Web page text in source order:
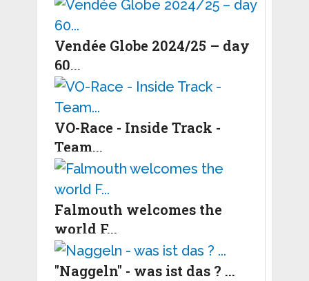
Vendée Globe 2024/25 – day
60...
VO-Race - Inside Track -
Team...
Falmouth welcomes the
world F...
"Naggeln" - was ist das ? ...